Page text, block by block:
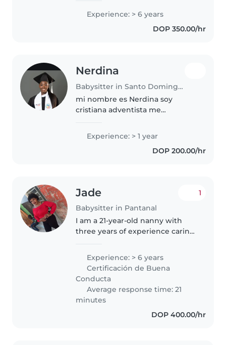
apacionada con mi trabajo
Experience: > 6 years
DOP 350.00/hr
Nerdina
Babysitter in Santo Domingo Este
mi nombre es Nerdina soy
cristiana adventista me
la inglesi en la que asisto soy
directora de Aventureros es desir
Experience: > 1 year
DOP 200.00/hr
Jade
Babysitter in Pantanal
1
I am a 21-year-old nanny with
three years of experience caring
babies to teenagers. I am skilled
in drawing, reading, crafts, music,
and games. I am..
Experience: > 6 years
Certificación de Buena
Conducta
Average response time: 21
minutes
DOP 400.00/hr